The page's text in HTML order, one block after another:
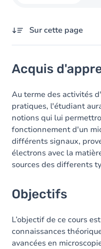
Sur cette page
Objectifs
Contenu
Table des matières
Acquis
Au terme des activités
pratiques, l'étudiant
notions qui lui
fonctionnement d'un
différents signaux,
électrons avec la
sources des differents
Objectifs
L’objectif de ce cours
connaissances
avancées en